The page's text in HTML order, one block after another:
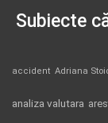
Subiecte
accident Adriana
analiza valutara